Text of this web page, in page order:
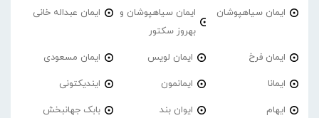
ایمان سیاهپوشان
ایمان سیاهپوشان و
بهروز سکتور
ایمان عبداله خانی
ایمان فرخ ایمان لویس ایمان مسعودی
ایمانا ایمانمون ایندیکتونی
ایهام ایوان بند بابک جهانبخش